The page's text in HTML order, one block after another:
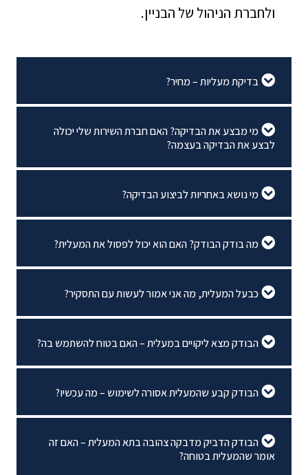
ולחברת הניהול של הבניין.
בדיקת מעליות – מחיר?
מי מבצע את הבדיקה? האם חברת השירות שלי יכולה
לבצע את הבדיקה בעצמה?
מי נושא באחריות לביצוע הבדיקה?
מה בודק הבודק? האם הוא יכול לפסול את המעלית?
כבעל המעלית, מה אני אמור לעשות עם התסקיר?
הבודק מצא ליקויים במעלית – האם בטוח להשתמש בה?
הבודק קבע שהמעלית אסורה לשימוש – מה עכשיו?
הבודק הדביק מדבקה צהובה בתא המעלית – האם זה
אומר שהמעלית בטוחה?